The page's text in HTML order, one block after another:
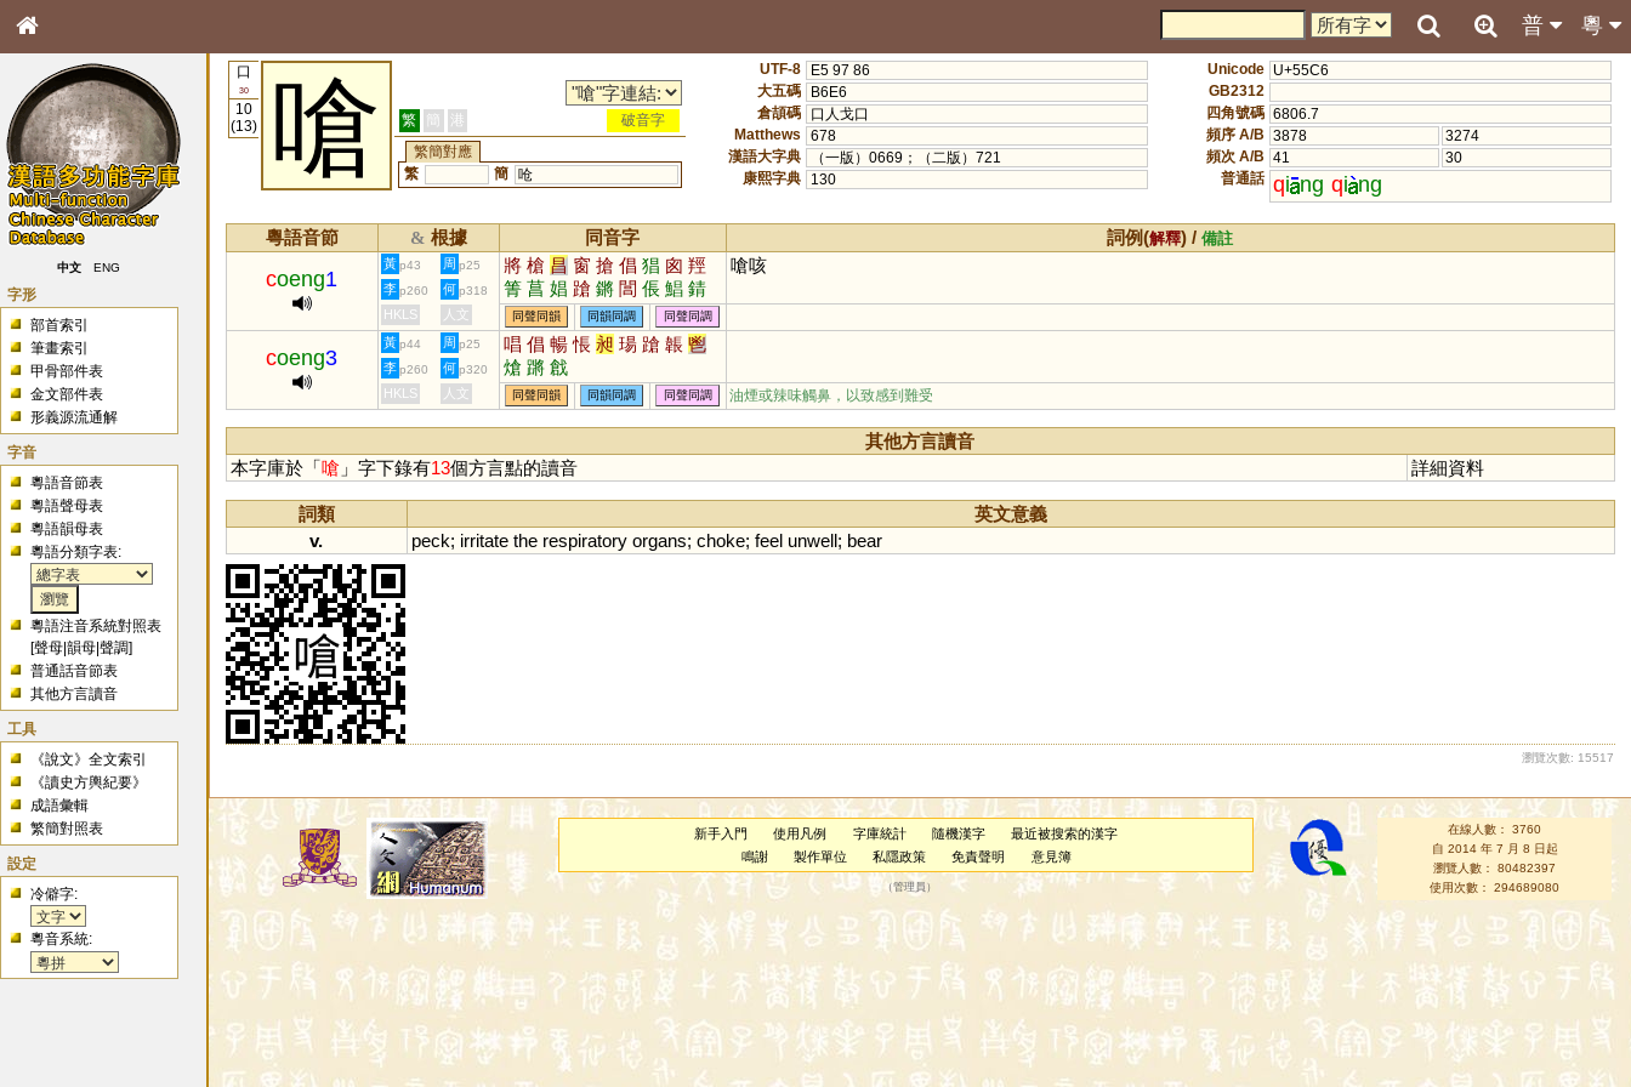
粵
普
中文 ENG
字形
部首索引
筆畫索引
甲骨部件表
金文部件表
形義源流通解
字音
粵語音節表
粵語聲母表
粵語韻母表
粵語分類字表:
粵語注音系統對照表
[聲母 |韻母 |聲調]
普通話音節表
其他方言讀音
工具
《說文》全文索引
《讀史方輿紀要》
成語彙輯
繁簡對照表
設定
冷僻字:
粵音系統:
口
30
10
(13)
嗆 繁 簡 港
破音字
繁簡對應
繁
簡 呛
UTF-8
E5 97 86
大五碼
B6E6
倉頡碼
口人戈口
Matthews
678
漢語大字典
（一版）0669；（二版）721
康熙字典
130
Unicode U+55C6
GB2312
四角號碼 6806.7
頻序 A/B 3878
3274
頻次 A/B 41
30
普通話 qi ng qi ng
粵語音節 & 根據 同音字 詞例(解釋) /備註
coeng1
黃 p43 周 p25 將 槍 昌 窗 搶 倡 猖 囪 羥
箐 菖 娼 蹌 鏘 閶 倀 鯧 錆
蹡 瑲 裮 琩 嶈 淐 闛 摐 鶬
戧 鼚 謒 錩 牄 斨 鎗
嗆咳
李 p260 何 p318
HKLS 人文 同聲同韻 同韻同調 同聲同調
coeng3
黃 p44 周 p25 唱 倡 暢 悵 昶 瑒 蹌 韔 鬯
熗 蹡 戧
李 p260 何 p320
HKLS 人文 同聲同韻 同韻同調 同聲同調 油煙或辣味觸鼻，以致感到難受
其他方言讀音
本字庫於「 嗆」字下錄有13個方言點的讀音 詳細資料
詞類
英文意義
v.
peck; irritate the respiratory organs; choke; feel unwell; bear
瀏覽次數: 15517
新手入門 使用凡例 字庫統計 隨機漢字
最近被搜索的漢字
鳴謝
製作單位 私隱政策 免責聲明 意見簿
（管理員 ）
在線人數： 3760
自 2014 年 7 月 8 日起
瀏覽人數： 80482397
使用次數： 294689080